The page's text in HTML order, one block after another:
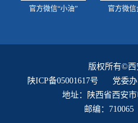
官方微信“小油” 官方微信
版权所有©西
陕ICP备05001617号 党委办
地址：陕西省西安
邮编：